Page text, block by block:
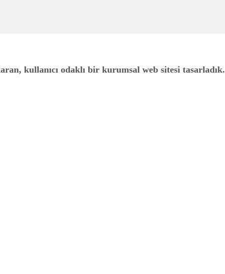
kullanıcı odaklı bir kurumsal web sitesi tasarladık.